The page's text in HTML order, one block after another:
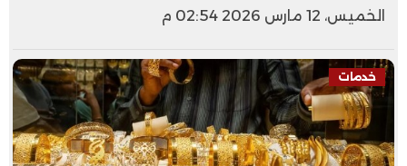
الخميس، 12 مارس 2026 02:54 م
خدمات